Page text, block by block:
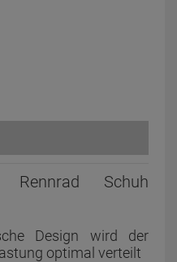
Schuh
Design wird der
optimal verteilt